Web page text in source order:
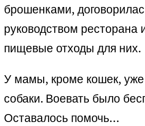
брошенками,
руководством ресторана
пищевые отходы для них.
У мамы, кроме кошек,
собаки. Воевать было
Оставалось помочь…